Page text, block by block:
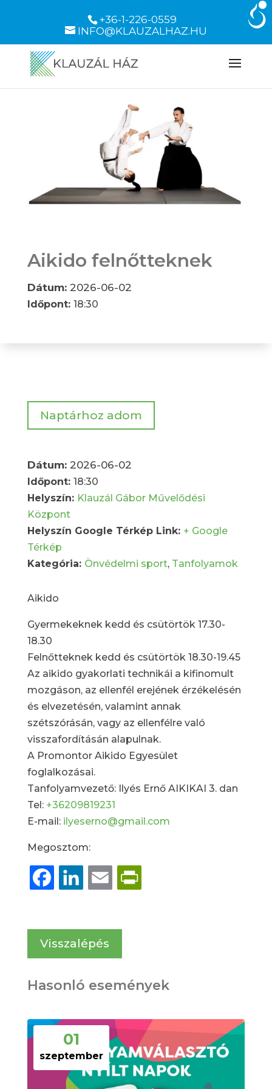
+36-1-226-0559
INFO@KLAUZALHAZ.HU
Aikido felnőtteknek
Dátum: 2026-06-02
Időpont: 18:30
Naptárhoz adom
Dátum: 2026-06-02
Időpont: 18:30
Helyszín: Klauzál Gábor Művelődési
Központ
Helyszín Google Térkép Link: + Google
Térkép
Kategória: Önvédelmi sport, Tanfolyamok
Aikido
Gyermekeknek kedd és csütörtök 17.30-
18.30
Felnőtteknek kedd és csütörtök 18.30-19.45
Az aikido gyakorlati technikái a kifinomult
mozgáson, az ellenfél erejének érzékelésén
és elvezetésén, valamint annak
szétszórásán, vagy az ellenfélre való
visszafordításán alapulnak.
A Promontor Aikido Egyesület
foglalkozásai.
Tanfolyamvezető: Ilyés Ernő AIKIKAI 3. dan
Tel: +36209819231
E-mail: ilyeserno@gmail.com
Megosztom:
FacebookLinkedInEmail
Visszalépés
Hasonló események
01
szeptember